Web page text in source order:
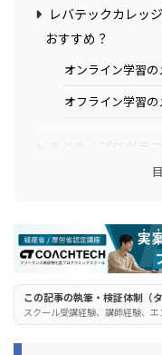
レバテックカレッ
おすすめ？
オンライン学習
オフライン学習
【写真付きで詳し
この記事の執筆・検証体制（
スクール受講経験、講師経験、